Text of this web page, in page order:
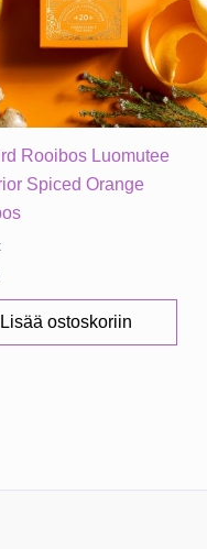
Rooibos Luomutee
Spiced Orange
Lisää ostoskoriin